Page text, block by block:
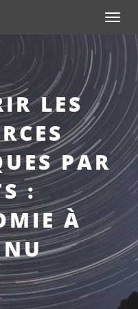
Toggle
LES
PAR
:
À